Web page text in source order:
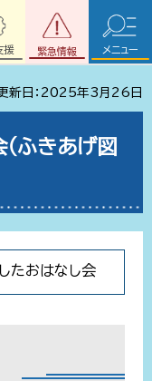
緊急情報
援 メニュー
新日：2025年3月26日
ふきあげ図
たおはなし会